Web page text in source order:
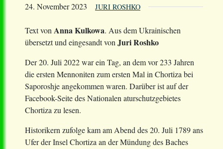
24. November 2023 JURI ROSHKO
Text von Anna Kulkowa. Aus dem Ukrainischen
übersetzt und eingesandt von Juri Roshko
Der 20. Juli 2022 war ein Tag, an dem vor 233 Jahren
die ersten Mennoniten zum ersten Mal in Chortiza bei
Saporoshje angekommen waren. Darüber ist auf der
Facebook-Seite des Nationalen aturschutzgebietes
Chortiza zu lesen.
Historikern zufolge kam am Abend des 20. Juli 1789 ans
Ufer der Insel Chortiza an der Mündung des Baches